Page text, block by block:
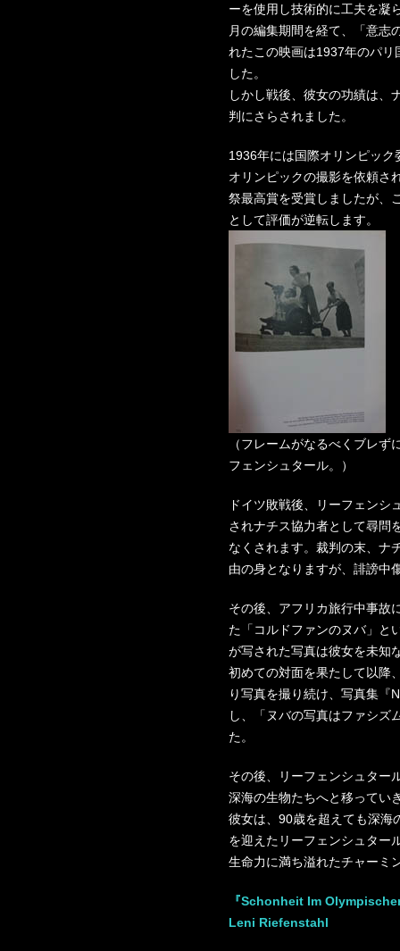
ーを使用し技術的に工夫を凝
月の編集期間を経て、「意志
れたこの映画は1937年のパ
した。
しかし戦後、彼女の功績は、
判にさらされました。
1936年には国際オリンピッ
オリンピックの撮影を依頼さ
祭最高賞を受賞しましたが、
として評価が逆転します。
（フレームがなるべくブレ
フェンシュタール。）
ドイツ敗戦後、リーフェンシ
されナチス協力者として尋問
なくされます。裁判の末、ナ
由の身となりますが、誹謗中
その後、アフリカ旅行中事故
た「コルドファンのヌバ」と
が写された写真は彼女を未知
初めての対面を果たして以降
り写真を撮り続け、写真集『
し、「ヌバの写真はファシズ
た。
その後、リーフェンシュター
深海の生物たちへと移ってい
彼女は、90歳を超えても深海
を迎えたリーフェンシュター
生命力に満ち溢れたチャーミ
『Schonheit Im
Leni Riefenstahl